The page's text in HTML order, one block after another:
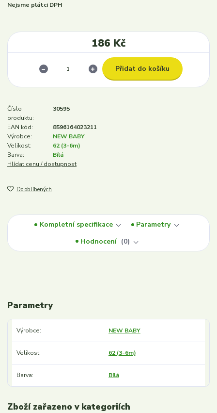
Nejsme plátci DPH
186 Kč
Přidat do košíku
Číslo
produktu:
30595
EAN kód:
8596164023211
Výrobce:
NEW BABY
Velikost:
62 (3-6m)
Barva:
Bílá
Hlídat cenu / dostupnost
Do oblíbených
Kompletní specifikace
Parametry
Hodnocení
0
Parametry
Výrobce NEW BABY
Velikost 62 (3-6m)
Barva Bílá
Zboží zařazeno v kategoriích